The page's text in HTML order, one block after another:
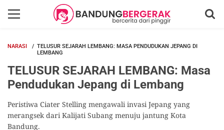
NARASI
TELUSUR SEJARAH LEMBANG: MASA PENDUDUKAN JEPANG DI
LEMBANG
TELUSUR SEJARAH LEMBANG: Masa
Pendudukan Jepang di Lembang
Peristiwa Ciater Stelling mengawali invasi Jepang yang
merangsek dari Kalijati Subang menuju jantung Kota
Bandung.